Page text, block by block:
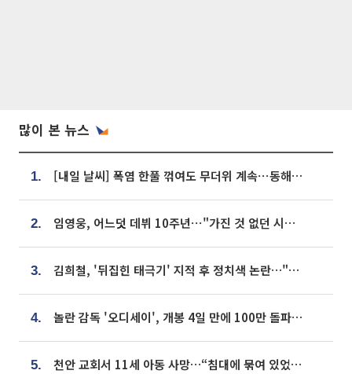
많이 본 뉴스
1. [내일 날씨] 폭염 한풀 꺾여도 무더위 계속⋯동해안 이틀 연속 비
2. 임영웅, 어느덧 데뷔 10주년⋯"가진 것 없던 시절, 내 앞엔 20명의 팬뿐"
3. 김희철, '뒤집힌 태극기' 지적 후 정치색 논란…"좌우 떠나 우리나라 국기"
4. 놀란 감독 '오디세이', 개봉 4일 만에 100만 돌파⋯'왕사남' 보다 빠르다
5. 천안 교회서 11세 아동 사망…“침대에 묶여 있었다” 진술 확보